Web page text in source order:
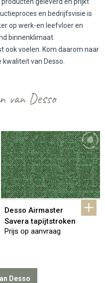
en bedrijfsvisie is
op werk-en leefvloer en
binnenklimaat.
ook voelen. Kom daarom naar
van Desso.
van Desso
Desso Airmaster
Savera tapijtstroken
Prijs op aanvraag
Desso